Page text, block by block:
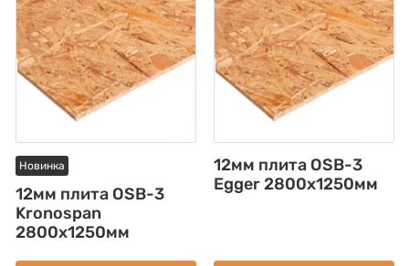
Новинка
12мм плита OSB-3
Kronospan
2800x1250мм
12мм плита OSB-3
Egger 2800х1250мм